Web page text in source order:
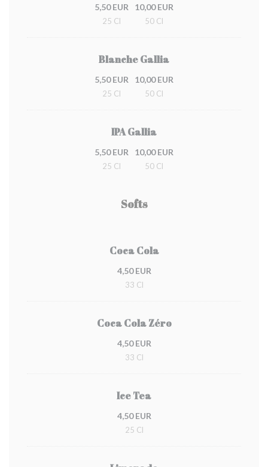
5,50 EUR
25 Cl
10,00 EUR
50 Cl
Blanche Gallia
5,50 EUR
25 Cl
10,00 EUR
50 Cl
IPA Gallia
5,50 EUR
25 Cl
10,00 EUR
50 Cl
Softs
Coca Cola
4,50 EUR
33 Cl
Coca Cola Zéro
4,50 EUR
33 Cl
Ice Tea
4,50 EUR
25 Cl